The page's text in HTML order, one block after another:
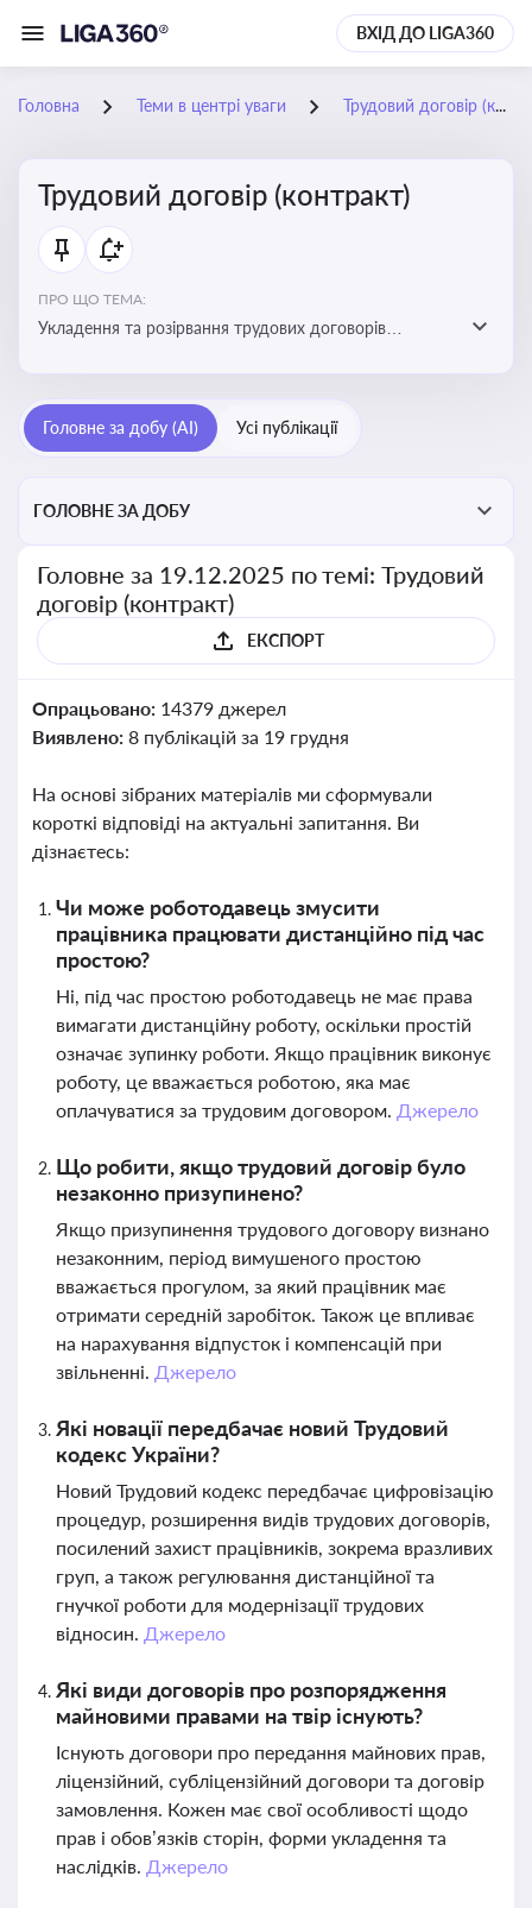
ВХІД ДО LIGA360
Головна Теми в центрі уваги Трудовий договір (контракт)
Трудовий договір (контракт)
ПРО ЩО ТЕМА:
Укладення та розірвання трудових договорів
Головне за добу (AI) Усі публікації
ГОЛОВНЕ ЗА ДОБУ
Головне за 19.12.2025 по темі: Трудовий
договір (контракт)
ЕКСПОРТ
Опрацьовано: 14379 джерел
Виявлено: 8 публікацій за 19 грудня
На основі зібраних матеріалів ми сформували
короткі відповіді на актуальні запитання. Ви
дізнаєтесь:
Чи може роботодавець змусити
працівника працювати дистанційно під час
простою?
Ні, під час простою роботодавець не має права
вимагати дистанційну роботу, оскільки простій
означає зупинку роботи. Якщо працівник виконує
роботу, це вважається роботою, яка має
оплачуватися за трудовим договором. Джерело
Що робити, якщо трудовий договір було
незаконно призупинено?
Якщо призупинення трудового договору визнано
незаконним, період вимушеного простою
вважається прогулом, за який працівник має
отримати середній заробіток. Також це впливає
на нарахування відпусток і компенсацій при
звільненні. Джерело
Які новації передбачає новий Трудовий
кодекс України?
Новий Трудовий кодекс передбачає цифровізацію
процедур, розширення видів трудових договорів,
посилений захист працівників, зокрема вразливих
груп, а також регулювання дистанційної та
гнучкої роботи для модернізації трудових
відносин. Джерело
Які види договорів про розпорядження
майновими правами на твір існують?
Існують договори про передання майнових прав,
ліцензійний, субліцензійний договори та договір
замовлення. Кожен має свої особливості щодо
прав і обов’язків сторін, форми укладення та
наслідків. Джерело